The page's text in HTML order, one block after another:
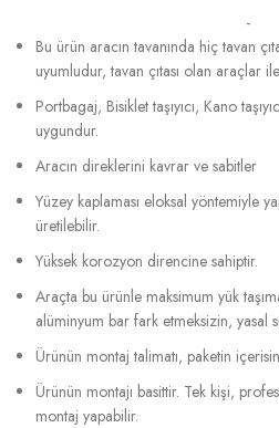
-
Bu ürün aracın tavanında hiç tavan
uyumludur, tavan çıtası olan araçlar
Portbagaj, Bisiklet taşıyıcı, Kano
uygundur.
Aracın direklerini kavrar ve sabitler
Yüzey kaplaması eloksal yöntemiyle
üretilebilir.
Yüksek korozyon direncine sahiptir.
Araçta bu ürünle maksimum yük
alüminyum bar fark etmeksizin, yasal
Ürünün montaj talimatı, paketin
Ürünün montajı basittir. Tek kişi,
montaj yapabilir.